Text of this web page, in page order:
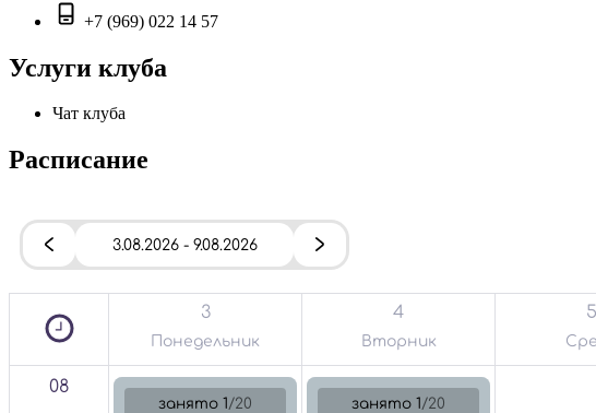
+7 (969) 022 14 57
Услуги клуба
Чат клуба
Расписание